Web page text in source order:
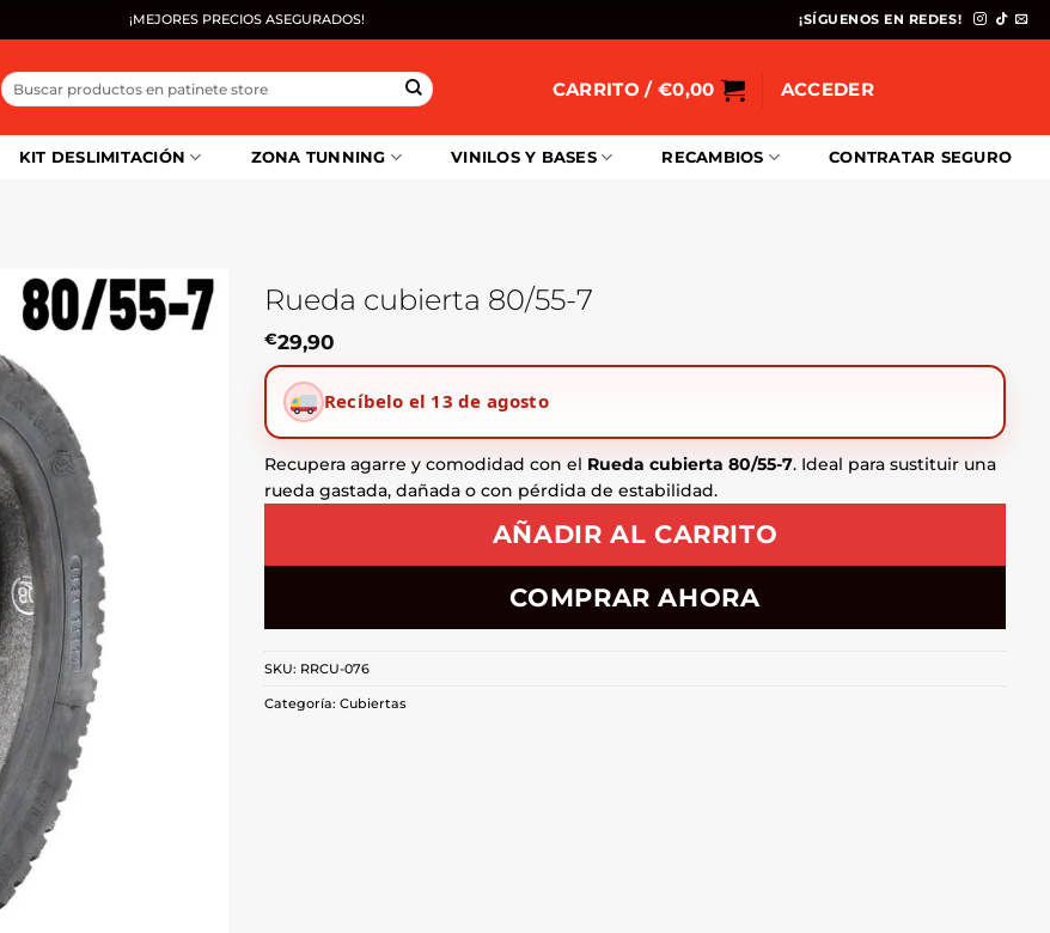
¡MEJORES PRECIOS ASEGURADOS! ¡SÍGUENOS EN REDES!
Buscar
por:
CARRITO / €0,00 ACCEDER
KIT DESLIMITACIÓN ZONA TUNNING VINILOS Y BASES RECAMBIOS CONTRATAR SEGURO
Rueda cubierta 80/55-7
€29,90
Recíbelo el 13 de agosto
Recupera agarre y comodidad con el Rueda cubierta 80/55-7. Ideal para sustituir una
rueda gastada, dañada o con pérdida de estabilidad.
AÑADIR AL CARRITO
COMPRAR AHORA
SKU: RRCU-076
Categoría: Cubiertas